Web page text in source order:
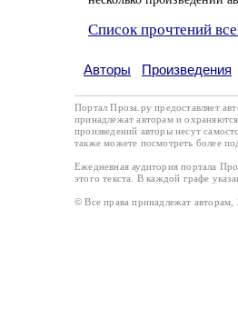
Список прочтений
Авторы Произведения
Портал Проза.ру предоставляет
принадлежат авторам и охраняются
произведений авторы несут
также можете посмотреть более
Ежедневная аудитория портала
этого текста. В каждой графе
© Все права принадлежат